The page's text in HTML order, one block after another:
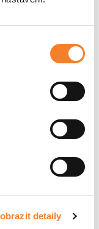
detaily
zdvihem